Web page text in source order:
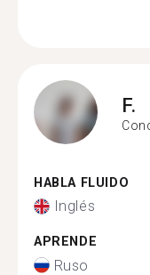
F.
HABLA FLUIDO
Inglés
APRENDE
Ruso